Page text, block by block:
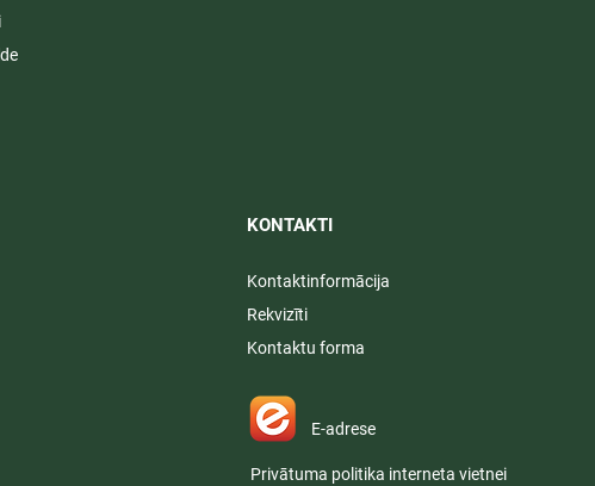
KONTAKTI​
Kontaktinformācija
Rekvizīti
Kontaktu forma
E-adrese
Privātuma politika interneta vietnei